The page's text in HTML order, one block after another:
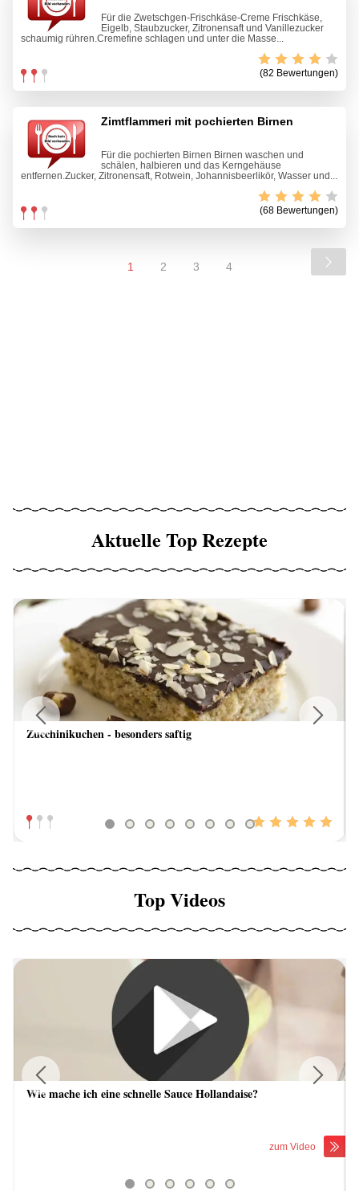
Für die Zwetschgen-Frischkäse-Creme Frischkäse,
Eigelb, Staubzucker, Zitronensaft und Vanillezucker
schaumig rühren.Cremefine schlagen und unter die Masse...
(82 Bewertungen)
Zimtflammeri mit pochierten Birnen
Für die pochierten Birnen Birnen waschen und
schälen, halbieren und das Kerngehäuse
entfernen.Zucker, Zitronensaft, Rotwein, Johannisbeerlikör, Wasser und...
(68 Bewertungen)
1 2 3 4
Aktuelle Top Rezepte
Zucchinikuchen - besonders saftig
Previous
Top Videos
Wie mache ich eine schnelle Sauce Hollandaise?
zum Video
Previous